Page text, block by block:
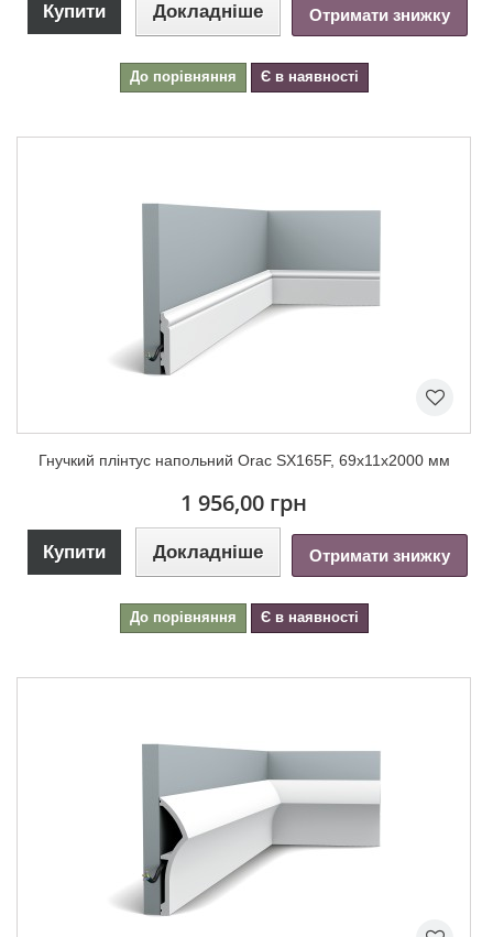
Купити Докладніше Отримати знижку
До порівняння Є в наявності
Гнучкий плінтус напольний Orac SX165F, 69х11х2000 мм
1 956,00 грн
Купити Докладніше Отримати знижку
До порівняння Є в наявності